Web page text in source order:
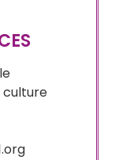
culture